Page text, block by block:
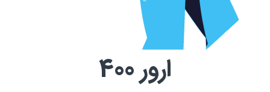
ارور400